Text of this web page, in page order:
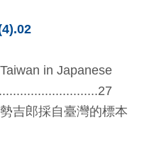
in Japanese
吉郎採自臺灣的標本